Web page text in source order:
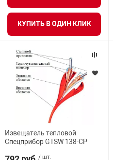
оборудование
КУПИТЬ В ОДИН КЛИК
Извещатель тепловой
Спецприбор GTSW 138-CP
/ шт.